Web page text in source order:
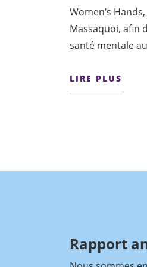
Women’s
Massaquoi, afin
santé mentale
LIRE PLUS
Rapport